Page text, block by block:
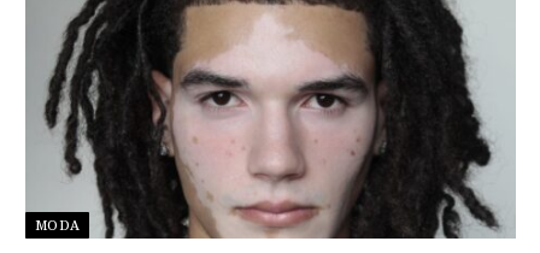
MODA